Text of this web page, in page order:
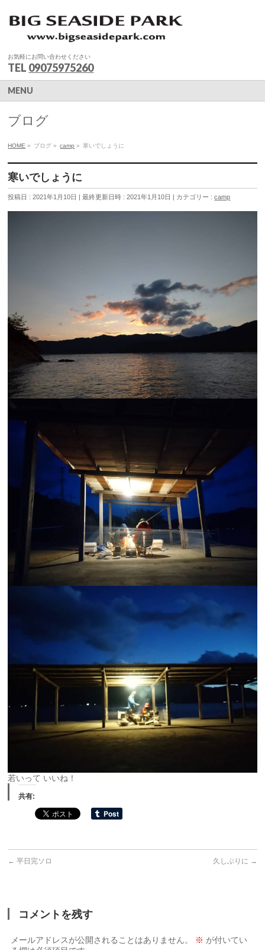
お気軽にお問い合わせください
TEL 09075975260
MENU
ブログ
HOME » ブログ » camp » 寒いでしょうに
寒いでしょうに
投稿日 : 2021年1月10日 最終更新日時 : 2021年1月10日 カテゴリー :camp
若いって いいね！
共有:
← 平日完ソロ 久しぶりに →
コメントを残す
メールアドレスが公開されることはありません。 ※ が付いてい